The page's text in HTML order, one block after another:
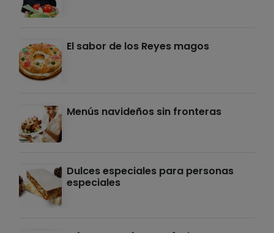
El sabor de los Reyes magos
Menús navideños sin fronteras
Dulces especiales para personas
especiales